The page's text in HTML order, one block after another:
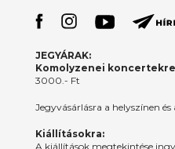
JEGYÁRAK:
Komolyzenei
3000.- Ft
Jegyvásárlásra a helyszínen és
Kiállításokra:
A kiállítások megtekintése